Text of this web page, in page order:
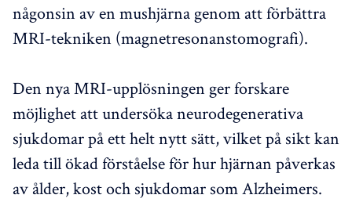
någonsin av en mushjärna genom att förbättra
MRI-tekniken (magnetresonanstomografi).
Den nya MRI-upplösningen ger forskare
möjlighet att undersöka neurodegenerativa
sjukdomar på ett helt nytt sätt, vilket på sikt kan
leda till ökad förståelse för hur hjärnan påverkas
av ålder, kost och sjukdomar som Alzheimers.